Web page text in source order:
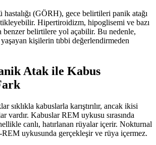
hastalığı (GÖRH), gece belirtileri panik atağı
Hipertiroidizm, hipoglisemi ve bazı
benzer belirtilere yol açabilir. Bu nedenle,
kişilerin tıbbi değerlendirmeden
Atak ile Kabus
sıklıkla kabuslarla karıştırılır, ancak ikisi
vardır. Kabuslar REM uykusu sırasında
canlı, hatırlanan rüyalar içerir. Nokturnal
uykusunda gerçekleşir ve rüya içermez.